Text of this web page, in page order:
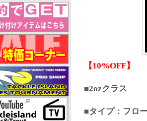
【10%OFF】
■2ozクラス
■タイプ：フロ